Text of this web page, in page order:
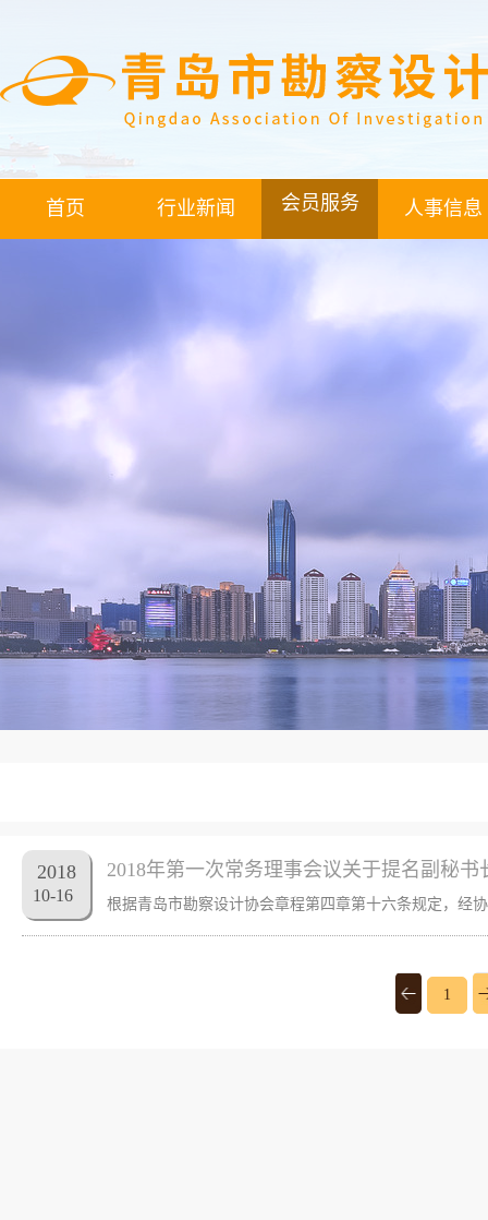
首页 行业新闻 会员服务 人事信息
2018
10-16
2018年第一次常务理事会议关于提名副秘书
1